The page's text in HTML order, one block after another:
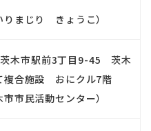
まじり きょうこ）
木市駅前3丁目9-45 茨木
複合施設 おにクル7階
市市民活動センター）